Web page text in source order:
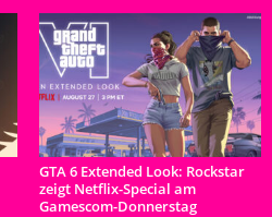
GTA 6 Extended Look: Rockstar
zeigt Netflix-Special am
Gamescom-Donnerstag